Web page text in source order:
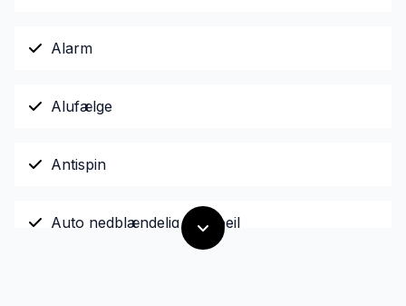
Alarm
Alufælge
Antispin
Auto nedblændelig bakspejl